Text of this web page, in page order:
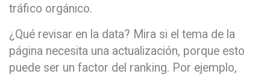
tráfico orgánico.
¿Qué revisar en la data? Mira si el tema de la
página necesita una actualización, porque esto
puede ser un factor del ranking. Por ejemplo,